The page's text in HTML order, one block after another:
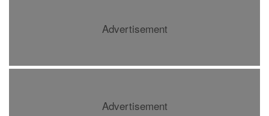
Advertisement
Advertisement